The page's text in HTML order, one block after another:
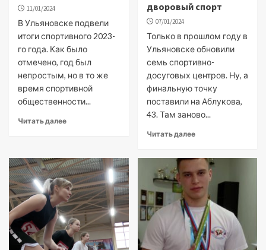
11/01/2024
В Ульяновске подвели
итоги спортивного 2023-
го года. Как было
отмечено, год был
непростым, но в то же
время спортивной
общественности...
Читать далее
дворовый спорт
07/01/2024
Только в прошлом году в
Ульяновске обновили
семь спортивно-
досуговых центров. Ну, а
финальную точку
поставили на Аблукова,
43. Там заново...
Читать далее